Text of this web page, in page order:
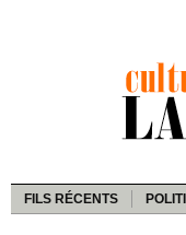
FILS RÉCENTS